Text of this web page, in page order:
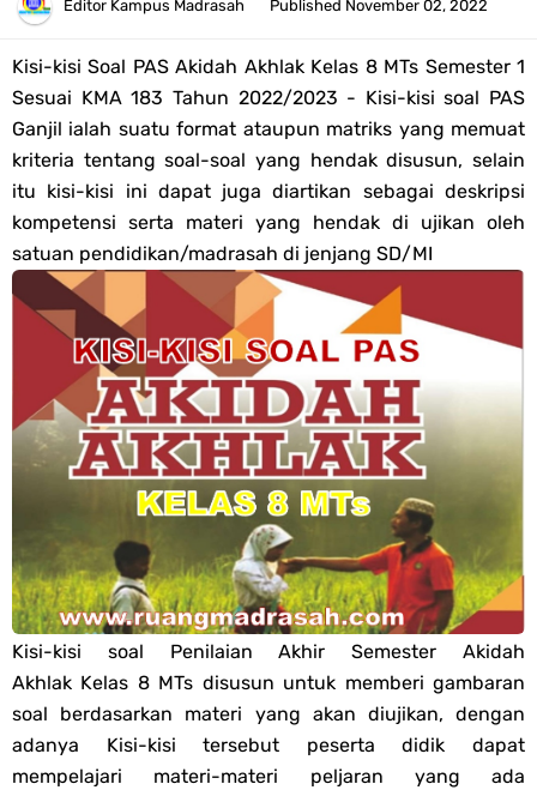
2026
Kisi-kisi Soal US/UM Jenjang SD/MI Tahun 2026 Lengkap
POS UM Jenjang MI, MTs Dan MA Tahun 2026
Jawaban Tugas Mandiri Dan Tugas Refleksi Modul Pedagogik SKI
PPG 2025
Jawaban Tugas Mandiri Dan Tugas Refleksi Modul Pedagogik Fiqih
PPG 2025
Jawaban Tugas Mandiri Dan Tugas Refleksi Modul Pedagogik Akidah
Akhlak PPG 2025
Jawaban Tugas Mandiri Dan Tugas Refleksi Modul Pedagogik Al-
Qur'an Hadis PPG 2025
Soal OMI Geografi Terintegrasi Jenjang MA
Soal OMI Ekonomi Terintegrasi Jenjang MA
Soal OMI KIMIA Terintegrasi Jenjang MA
Editor Kampus Madrasah Published November 02, 2022
Kisi-kisi Soal PASAkidah AkhlakKelas 8 MTs Semester 1
Sesuai KMA 183 Tahun 2022/2023 - Kisi-kisi soal PAS
Ganjil ialah suatu format ataupun matriks yang memuat
kriteria tentang soal-soal yang hendak disusun, selain
itu kisi-kisi ini dapat juga diartikan sebagai deskripsi
kompetensi serta materi yang hendak di ujikan oleh
satuan pendidikan/madrasah di jenjang SD/MI
Kisi-kisi soal Penilaian Akhir Semester Akidah
Akhlak Kelas 8 MTs disusun untuk memberi gambaran
soal berdasarkan materi yang akan diujikan, dengan
adanya Kisi-kisi tersebut peserta didik dapat
mempelajari materi-materi peljaran yang ada